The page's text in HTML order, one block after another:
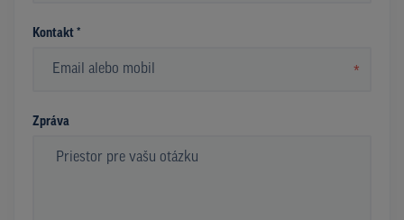
Kontakt *
*
Zpráva